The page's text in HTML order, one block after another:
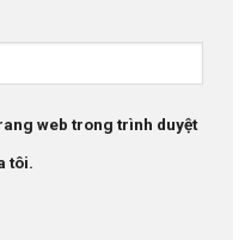
web trong trình duyệt
tôi.